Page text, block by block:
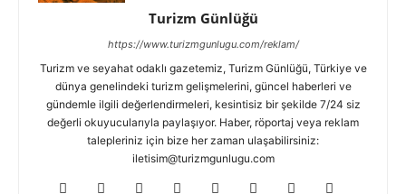
Turizm Günlüğü
https://www.turizmgunlugu.com/reklam/
Turizm ve seyahat odaklı gazetemiz, Turizm Günlüğü, Türkiye ve
dünya genelindeki turizm gelişmelerini, güncel haberleri ve
gündemle ilgili değerlendirmeleri, kesintisiz bir şekilde 7/24 siz
değerli okuyucularıyla paylaşıyor. Haber, röportaj veya reklam
talepleriniz için bize her zaman ulaşabilirsiniz:
iletisim@turizmgunlugu.com